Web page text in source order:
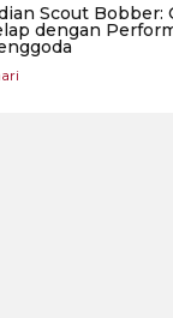
Scout Bobber:
dengan